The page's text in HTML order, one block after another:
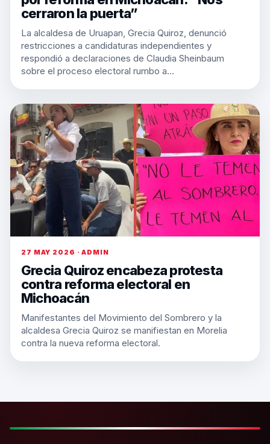
cerraron la puerta”
La alcaldesa de Uruapan, Grecia Quiroz, denunció
restricciones a candidaturas independientes y
respondió a declaraciones de Claudia Sheinbaum
sobre el proceso electoral rumbo a…
27 MAY 2026 · ADMIN
Grecia Quiroz encabeza protesta
contra reforma electoral en
Michoacán
Manifestantes del Movimiento del Sombrero y la
alcaldesa Grecia Quiroz se manifiestan en Morelia
contra la nueva reforma electoral.